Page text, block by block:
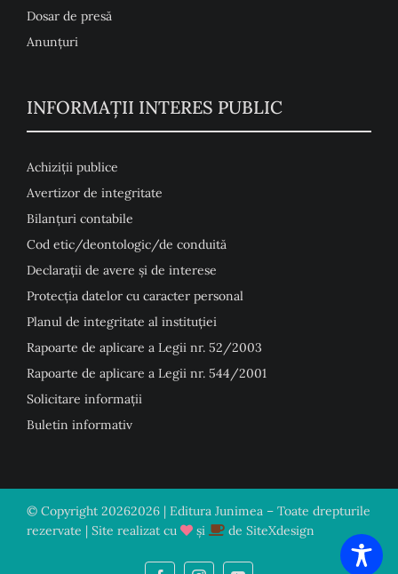
Dosar de presă
Anunţuri
INFORMAȚII INTERES PUBLIC
Achiziții publice
Avertizor de integritate
Bilanțuri contabile
Cod etic/deontologic/de conduită
Declarații de avere și de interese
Protecția datelor cu caracter personal
Planul de integritate al instituției
Rapoarte de aplicare a Legii nr. 52/2003
Rapoarte de aplicare a Legii nr. 544/2001
Solicitare informații
Buletin informativ
© Copyright 20262026 | Editura Junimea – Toate drepturile
rezervate | Site realizat cu
și de SiteXdesign